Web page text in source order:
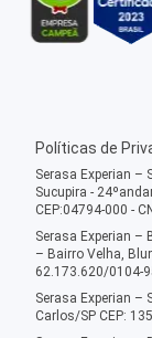
Políticas de
Serasa Experian –
Sucupira -
CEP:04794-000 -
Serasa Experian –
– Bairro Velha,
62.173.620/0104-
Serasa Experian –
Carlos/SP CEP: